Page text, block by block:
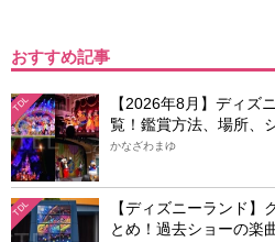
おすすめ記事
TDL
【2026年8月】ディズ
覧！鑑賞方法、場所、
かなざわまゆ
TDL
【ディズニーランド】
とめ！過去ショーの楽